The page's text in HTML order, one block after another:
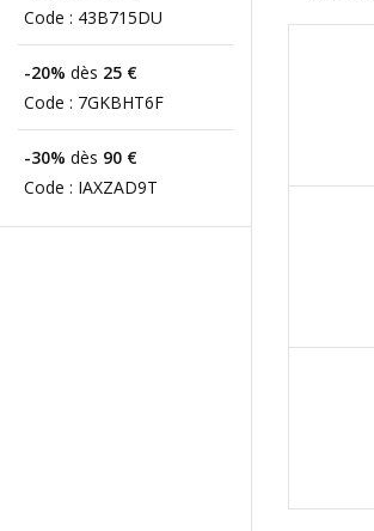
Code : 43B715DU
-20% dès 25 €
Code : 7GKBHT6F
-30% dès 90 €
Code : IAXZAD9T